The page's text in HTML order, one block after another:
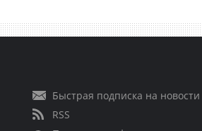
Быстрая подписка на новости
RSS